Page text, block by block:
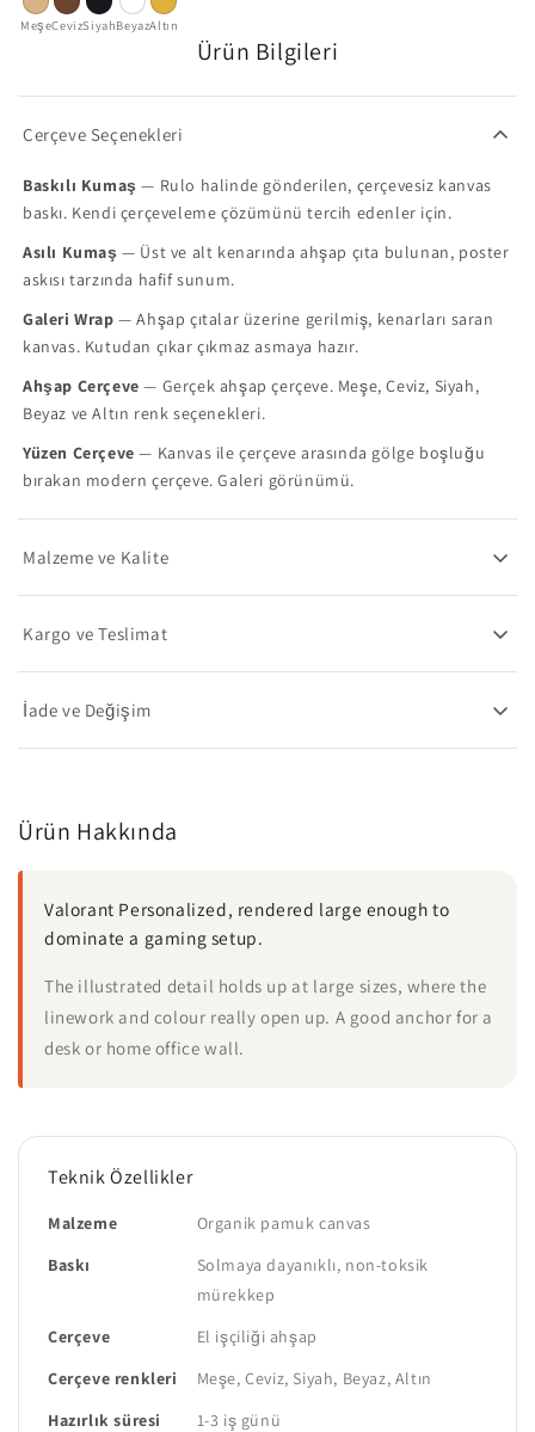
MeşeCevizSiyahBeyazAltın
Ürün Bilgileri
Çerçeve Seçenekleri
Baskılı Kumaş — Rulo halinde gönderilen, çerçevesiz kanvas
baskı. Kendi çerçeveleme çözümünü tercih edenler için.
Asılı Kumaş — Üst ve alt kenarında ahşap çıta bulunan, poster
askısı tarzında hafif sunum.
Galeri Wrap — Ahşap çıtalar üzerine gerilmiş, kenarları saran
kanvas. Kutudan çıkar çıkmaz asmaya hazır.
Ahşap Çerçeve — Gerçek ahşap çerçeve. Meşe, Ceviz, Siyah,
Beyaz ve Altın renk seçenekleri.
Yüzen Çerçeve — Kanvas ile çerçeve arasında gölge boşluğu
bırakan modern çerçeve. Galeri görünümü.
Malzeme ve Kalite
Kargo ve Teslimat
İade ve Değişim
Ürün Hakkında
Valorant Personalized, rendered large enough to
dominate a gaming setup.
The illustrated detail holds up at large sizes, where the
linework and colour really open up. A good anchor for a
desk or home office wall.
Teknik Özellikler
Malzeme
Organik pamuk canvas
Baskı
Solmaya dayanıklı, non-toksik
mürekkep
Çerçeve
El işçiliği ahşap
Çerçeve renkleri
Meşe, Ceviz, Siyah, Beyaz, Altın
Hazırlık süresi
1-3 iş günü